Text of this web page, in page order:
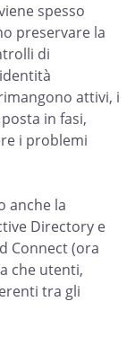
spesso
preservare la
di
attivi, i
in fasi,
i problemi
anche la
Directory e
Connect (ora
che utenti,
tra gli